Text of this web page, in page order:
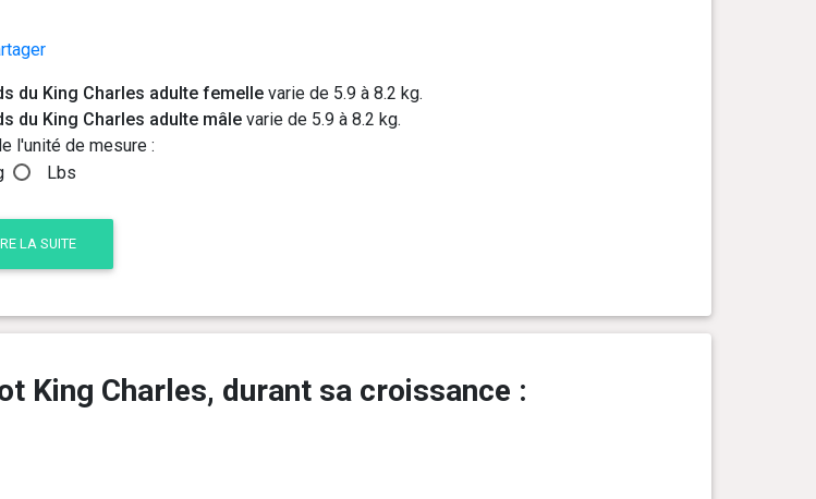
du King Charles adulte femellevarie de 5.9 à 8.2 kg.
du King Charles adulte mâlevarie de 5.9 à 8.2 kg.
l'unité de mesure :
Lbs
LA SUITE
King Charles, durant sa croissance :